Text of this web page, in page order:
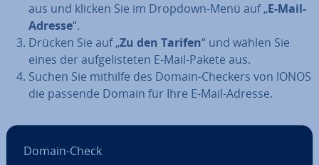
aus und klicken Sie im Dropdown-Menü auf „E-Mail-
Adresse“.
Drücken Sie auf „Zu den Tarifen“ und wählen Sie
eines der auf­ge­lis­te­ten E-Mail-Pakete aus.
Suchen Sie mithilfe des Domain-Checkers von IONOS
die passende Domain für Ihre E-Mail-Adresse.
Domain-Check